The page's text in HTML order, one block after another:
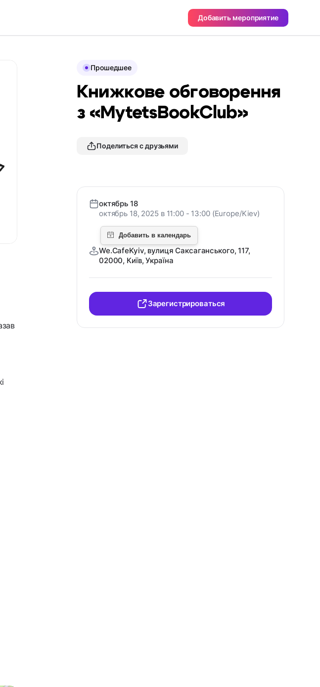
Добавить мероприятие
Прошедшее
Книжкове обговорення
з «MytetsBookClub»
Поделиться с друзьями
октябрь 18
октябрь 18, 2025 в 11:00 - 13:00 (Europe/Kiev)
We.CafeKyiv, вулиця Саксаганського, 117,
02000, Київ, Україна
Зарегистрироваться